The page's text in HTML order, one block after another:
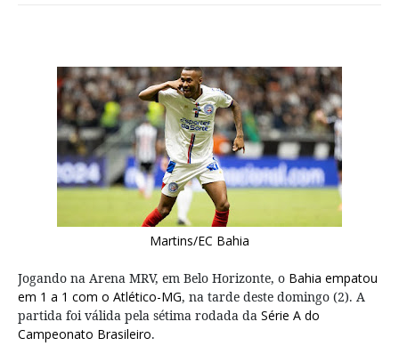
Martins/EC Bahia
Jogando na Arena MRV, em Belo Horizonte, o Bahia empatou
em 1 a 1 com o Atlético-MG, na tarde deste domingo (2). A
partida foi válida pela sétima rodada da Série A do
Campeonato Brasileiro.